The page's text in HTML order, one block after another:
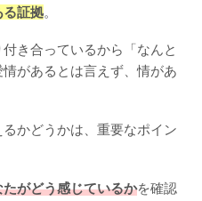
る証拠。
き合っているから「なんと
があるとは言えず、情があ
かどうかは、重要なポイン
がどう感じているかを確認